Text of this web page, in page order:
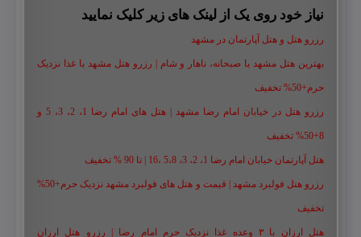
نیاز خود روی یک از لینک های زیر کلیک نمایید
رزرو هتل و هتل آپارتمان در مشهد
بهترین هتل مشهد با صبحانه، ناهار و شام | رزرو هتل مشهد با غذا نزدیک
حرم+50% تخفیف
رزرو هتل در خیابان امام رضا مشهد | هتل‌ های امام رضا 1، 2، 3، 5 و
8+50% تخفیف
هتل آپارتمان خیابان امام رضا 1، 2، 3، 5،8 ،16 | تا 90 % تخفیف
رزرو هتل فولبرد مشهد | قیمت و هتل های فولبرد مشهد نزدیک حرم+50%
تخفیف
هتل ارزان با ۳ وعده غذا نزدیک حرم امام رضا | رزرو هتل ارزان